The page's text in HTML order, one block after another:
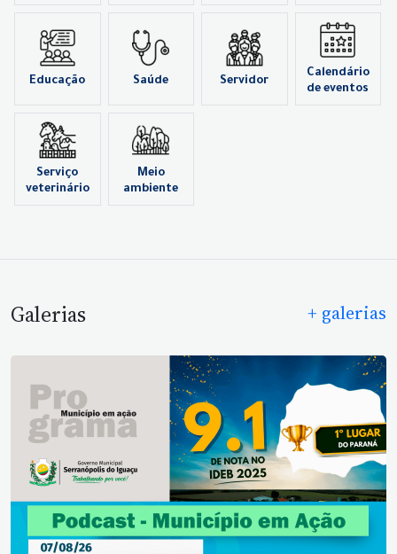
Educação Saúde Servidor
Calendário
de eventos
Serviço
veterinário
Meio
ambiente
Galerias + galerias